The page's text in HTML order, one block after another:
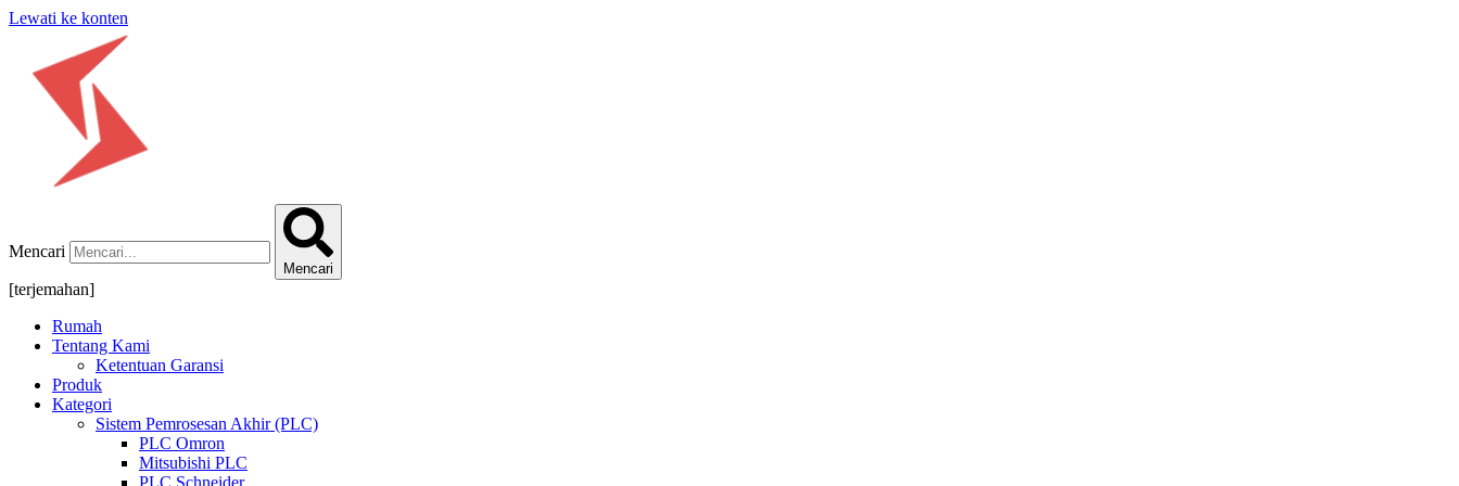
Lewati ke konten
Mencari
Mencari
[terjemahan]
Rumah
Tentang Kami
Ketentuan Garansi
Produk
Kategori
Sistem Pemrosesan Akhir (PLC)
PLC Omron
Mitsubishi PLC
PLC Schneider